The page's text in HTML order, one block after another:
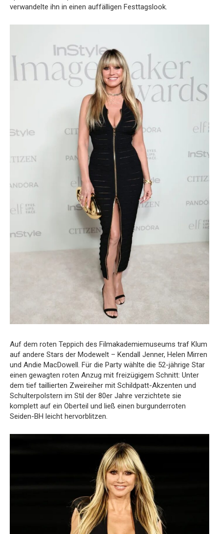
verwandelte ihn in einen auffälligen Festtagslook.
Auf dem roten Teppich des Filmakademiemuseums traf Klum
auf andere Stars der Modewelt – Kendall Jenner, Helen Mirren
und Andie MacDowell. Für die Party wählte die 52-jährige Star
einen gewagten roten Anzug mit freizügigem Schnitt: Unter
dem tief taillierten Zweireiher mit Schildpatt-Akzenten und
Schulterpolstern im Stil der 80er Jahre verzichtete sie
komplett auf ein Oberteil und ließ einen burgunderroten
Seiden-BH leicht hervorblitzen.